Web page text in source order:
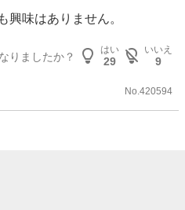
興味はありません。
りましたか？
はい
29
いいえ
9
No.420594